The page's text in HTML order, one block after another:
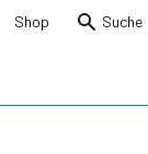
Shop Suche